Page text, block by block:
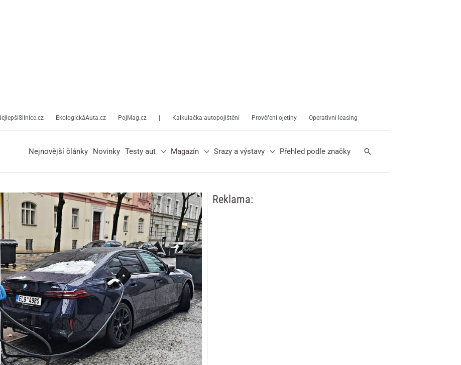
EkologickáAuta.cz PojMag.cz Kalkulačka autopojištění Prověření ojetiny Operativní leasing
Nejnovější články Novinky Testy aut Magazín Srazy a výstavy Přehled podle značky Hledat
Reklama: